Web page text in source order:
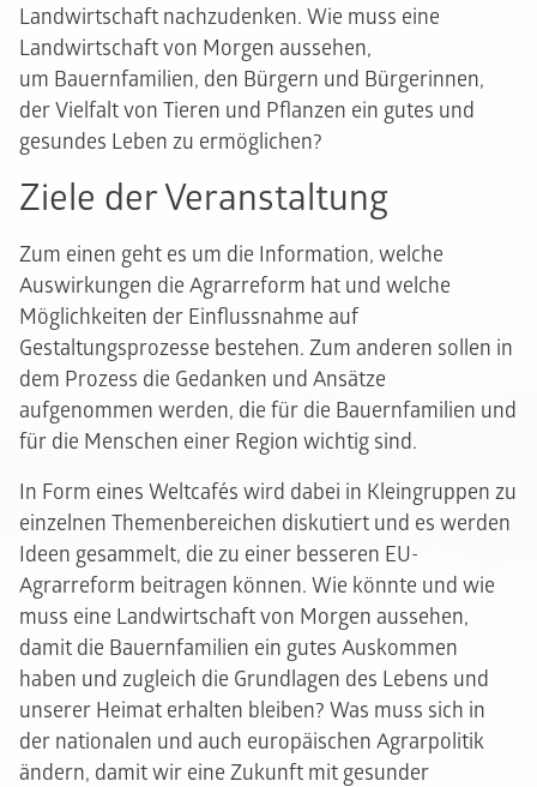
Landwirtschaft nachzudenken. Wie muss eine
Landwirtschaft von Morgen aussehen,
um Bauernfamilien, den Bürgern und Bürgerinnen,
der Vielfalt von Tieren und Pflanzen ein gutes und
gesundes Leben zu ermöglichen?
Ziele der Veranstaltung
Zum einen geht es um die Information, welche
Auswirkungen die Agrarreform hat und welche
Möglichkeiten der Einflussnahme auf
Gestaltungsprozesse bestehen. Zum anderen sollen in
dem Prozess die Gedanken und Ansätze
aufgenommen werden, die für die Bauernfamilien und
für die Menschen einer Region wichtig sind.
In Form eines Weltcafés wird dabei in Kleingruppen zu
einzelnen Themenbereichen diskutiert und es werden
Ideen gesammelt, die zu einer besseren EU-
Agrarreform beitragen können. Wie könnte und wie
muss eine Landwirtschaft von Morgen aussehen,
damit die Bauernfamilien ein gutes Auskommen
haben und zugleich die Grundlagen des Lebens und
unserer Heimat erhalten bleiben? Was muss sich in
der nationalen und auch europäischen Agrarpolitik
ändern, damit wir eine Zukunft mit gesunder